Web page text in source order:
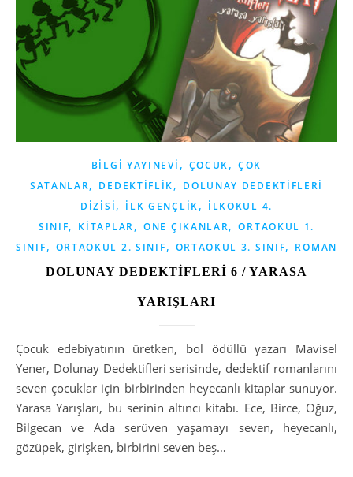
BILGI YAYINEVI , ÇOCUK,ÇOK
SATANLAR, DEDEKTIFLIK, DOLUNAY DEDEKTIFLERI
DIZISI, İLK GENÇLIK, İLKOKUL 4.
SINIF, KITAPLAR, ÖNE ÇIKANLAR,ORTAOKUL 1.
SINIF, ORTAOKUL 2. SINIF, ORTAOKUL 3. SINIF, ROMAN
DOLUNAY DEDEKTİFLERİ 6 / YARASA
YARIŞLARI
Çocuk edebiyatının üretken, bol ödüllü yazarı Mavisel
Yener, Dolunay Dedektifleri serisinde, dedektif romanlarını
seven çocuklar için birbirinden heyecanlı kitaplar sunuyor.
Yarasa Yarışları, bu serinin altıncı kitabı. Ece, Birce, Oğuz,
Bilgecan ve Ada serüven yaşamayı seven, heyecanlı,
gözüpek, girişken, birbirini seven beş…